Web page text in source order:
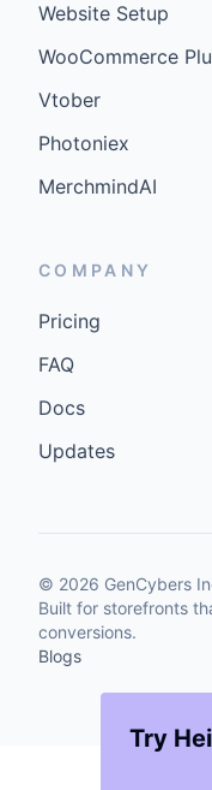
Try
Website Setup
WooCommerce
Vtober
Photoniex
MerchmindAI
COMPANY
Pricing
FAQ
Docs
Updates
© 2026 GenCybers
Built for storefronts
conversions.
Blogs